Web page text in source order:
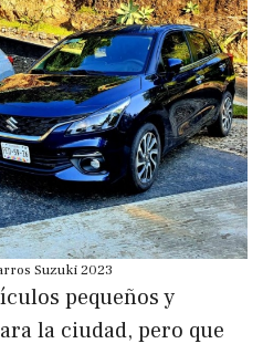
Suzuki 2023
pequeños y
la ciudad, pero que